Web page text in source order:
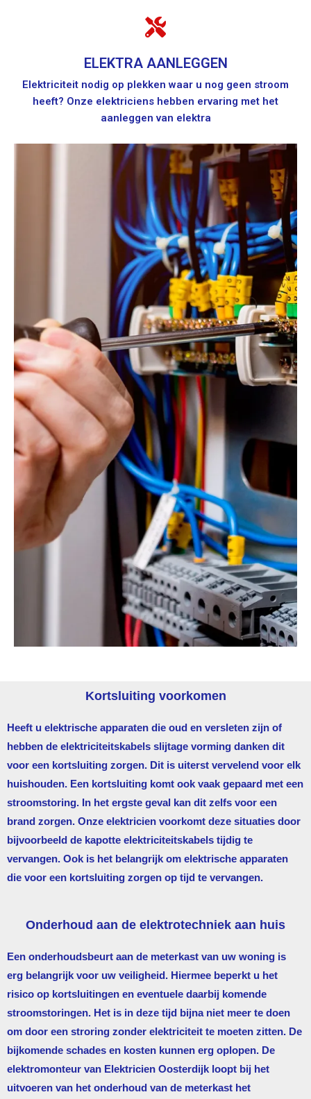
ELEKTRA AANLEGGEN
Elektriciteit nodig op plekken waar u nog geen stroom
heeft? Onze elektriciens hebben ervaring met het
aanleggen van elektra
Kortsluiting voorkomen
Heeft u elektrische apparaten die oud en versleten zijn of
hebben de elektriciteitskabels slijtage vorming danken dit
voor een kortsluiting zorgen. Dit is uiterst vervelend voor elk
huishouden. Een kortsluiting komt ook vaak gepaard met een
stroomstoring. In het ergste geval kan dit zelfs voor een
brand zorgen. Onze elektricien voorkomt deze situaties door
bijvoorbeeld de kapotte elektriciteitskabels tijdig te
vervangen. Ook is het belangrijk om elektrische apparaten
die voor een kortsluiting zorgen op tijd te vervangen.
Onderhoud aan de elektrotechniek aan huis
Een onderhoudsbeurt aan de meterkast van uw woning is
erg belangrijk voor uw veiligheid. Hiermee beperkt u het
risico op kortsluitingen en eventuele daarbij komende
stroomstoringen. Het is in deze tijd bijna niet meer te doen
om door een stroring zonder elektriciteit te moeten zitten. De
bijkomende schades en kosten kunnen erg oplopen. De
elektromonteur van Elektricien Oosterdijk loopt bij het
uitvoeren van het onderhoud van de meterkast het